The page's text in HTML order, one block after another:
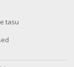
tasu